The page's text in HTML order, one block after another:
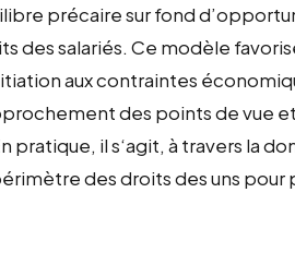
précaire sur fond
des salariés. Ce modèle
aux contraintes
des points de vue
pratique, il s‘agit, à travers la
des droits des uns